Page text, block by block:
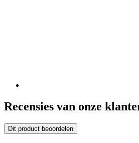
Recensies van onze
Dit product beoordelen